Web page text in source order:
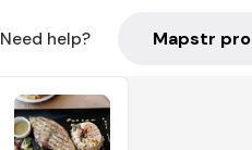
Need help? Mapstr pro